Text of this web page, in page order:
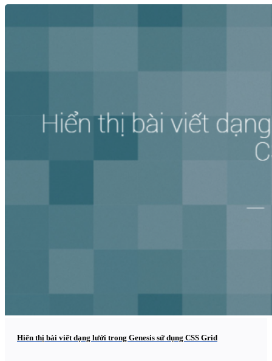
Hiển thị bài viết dạng lưới trong Genesis sử dụng CSS Grid